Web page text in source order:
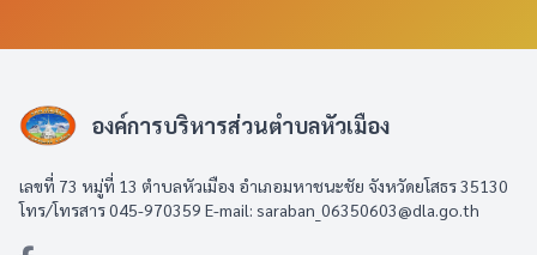
องค์การบริหารส่วนตำบลหัวเมือง
เลขที่ 73 หมู่ที่ 13 ตำบลหัวเมือง อำเภอมหาชนะชัย จังหวัดยโสธร 35130
โทร/โทรสาร 045-970359 E-mail: saraban_06350603@dla.go.th